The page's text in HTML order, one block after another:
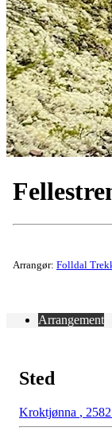
Arrangør: Folldal
Arrangement
Sted
Kroktjønna ,